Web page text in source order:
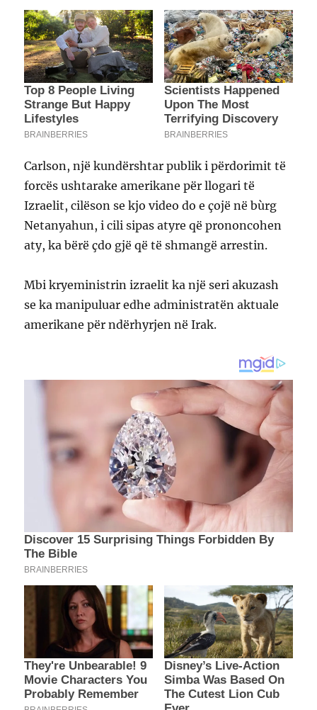
Carlson, një kundërshtar publik i përdorimit të
forcës ushtarake amerikane për llogari të
Izraelit, cilëson se kjo video do e çojë në bùrg
Netanyahun, i cili sipas atyre që prononcohen
aty, ka bërë çdo gjë që të shmangë arrestin.
Mbi kryeministrin izraelit ka një seri akuzash
se ka manipuluar edhe administratën aktuale
amerikane për ndërhyrjen në Irak.